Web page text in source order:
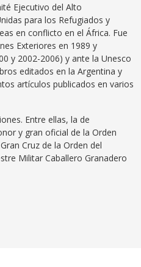
Ejecutivo del Alto
para los Refugiados y
en conflicto en el África. Fue
Exteriores en 1989 y
y 2002-2006) y ante la Unesco
editados en la Argentina y
artículos publicados en varios
Entre ellas, la de
y gran oficial de la Orden
Cruz de la Orden del
Militar Caballero Granadero